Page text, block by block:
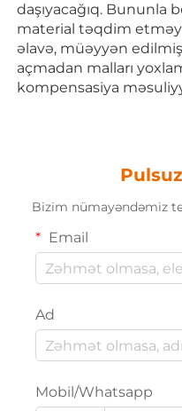
daşıyacağıq. Bununla
material təqdim
əlavə, müəyyən
açmadan malları
kompensasiya
Bizim nümayəndəmiz
Email
Ad
Mobil/Whatsapp